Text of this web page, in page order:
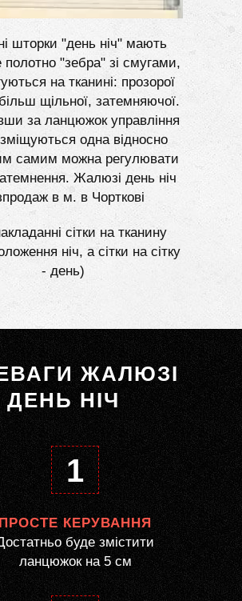
шторки "день ніч" мають
полотно "зебра" зі смугами,
на тканині: прозорої
щільної, затемняючої.
за ланцюжок управління
одна відносно
самим можна регулювати
Жалюзі день ніч
в м. в Чорткові
сітки на тканину
ніч, а сітки на сітку
- день)
ЖАЛЮЗІ
ДЕНЬ НІЧ
1
ПРОСТЕ КЕРУВАННЯ
буде змістити
ланцюжок на 5 см